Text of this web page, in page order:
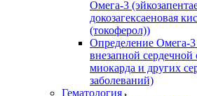
Омега-3
докозагексаеновая
(токоферол))
Определение Омега-3
внезапной сердечной
миокарда и других
заболеваний)
Гематология